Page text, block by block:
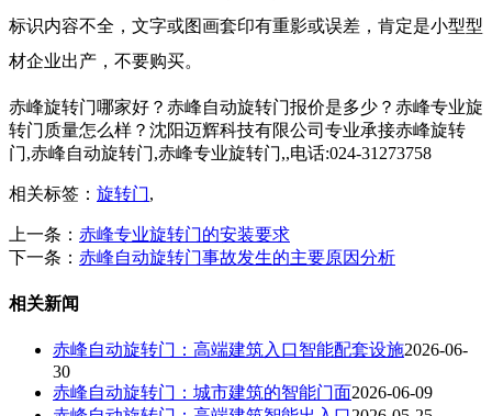
标识内容不全，文字或图画套印有重影或误差，肯定是小型型
材企业出产，不要购买。
赤峰旋转门哪家好？赤峰自动旋转门报价是多少？赤峰专业旋
转门质量怎么样？沈阳迈辉科技有限公司专业承接赤峰旋转
门,赤峰自动旋转门,赤峰专业旋转门,,电话:024-31273758
相关标签： 旋转门,
上一条： 赤峰专业旋转门的安装要求
下一条： 赤峰自动旋转门事故发生的主要原因分析
相关新闻
赤峰自动旋转门：高端建筑入口智能配套设施2026-06-
30
赤峰自动旋转门：城市建筑的智能门面2026-06-09